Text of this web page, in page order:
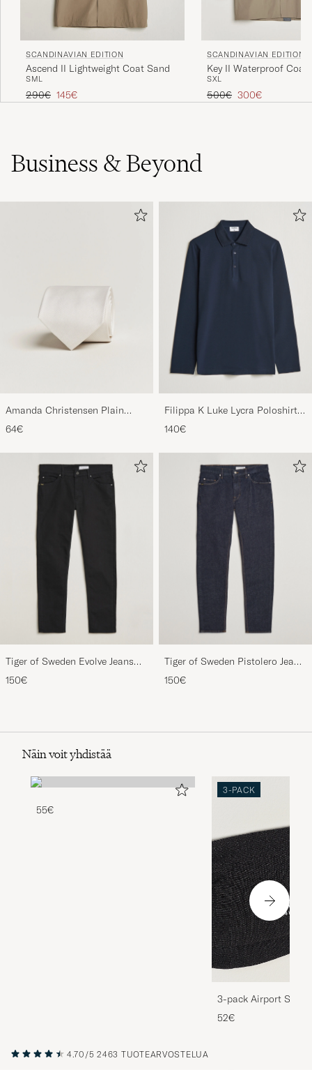
SCANDINAVIAN EDITION
Ascend II Lightweight Coat Sand
SML
Tavallinen hinta
290€ Alennettu hinta
145€
SCANDINAVIAN EDITION
Key II Waterproof Coat
SXL
Tavallinen hinta
500€ Alennettu hinta
300€
Business & Beyond
Amanda Christensen Plain
Classic Tie 8 cm White
64€
Filippa K Luke Lycra Poloshirt
Navy
140€
Tiger of Sweden Evolve Jeans
Forever Black
150€
Tiger of Sweden Pistolero Jeans
Ripen Blue
150€
Näin voit yhdistää
55€
3-PACK
3-pack Airport
Melange
52€
4.70/5 2463 TUOTEARVOSTELUA